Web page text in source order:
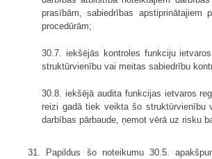
prasībām, sabiedrības apstiprinātajiem
procedūrām;
30.7. iekšējās kontroles funkciju
struktūrvienību vai meitas sabiedrību
30.8. iekšējā audita funkcijas ietvaros
reizi gadā tiek veikta šo struktūrvienību
darbības pārbaude, ņemot vērā uz risku
31. Papildus šo noteikumu 30.5.